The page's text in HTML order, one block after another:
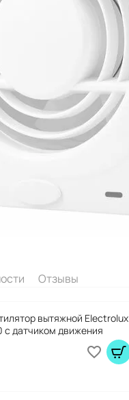
Отзывы
вытяжной Electrolux
с датчиком движения